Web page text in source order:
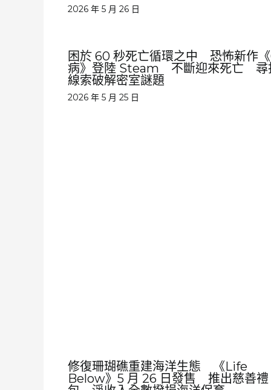
2026 年 5 月 26 日
困於 60 秒死亡循環之中 恐怖新作
病》登陸 Steam 不斷迎來死亡 尋
線索破解密室謎題
2026 年 5 月 25 日
修復珊瑚礁重建海洋生態 《Life
Below》5 月 26 日發售 推出慈善禮